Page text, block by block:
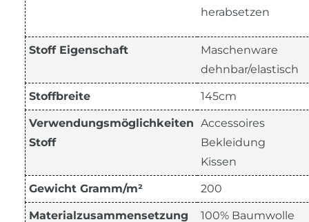
herabsetzen
Stoff Eigenschaft
Maschenware
dehnbar/elastisch
Stoffbreite 145cm
Verwendungsmöglichkeiten
Stoff
Accessoires
Bekleidung
Kissen
Gewicht Gramm/m² 200
Materialzusammensetzung 100% Baumwolle